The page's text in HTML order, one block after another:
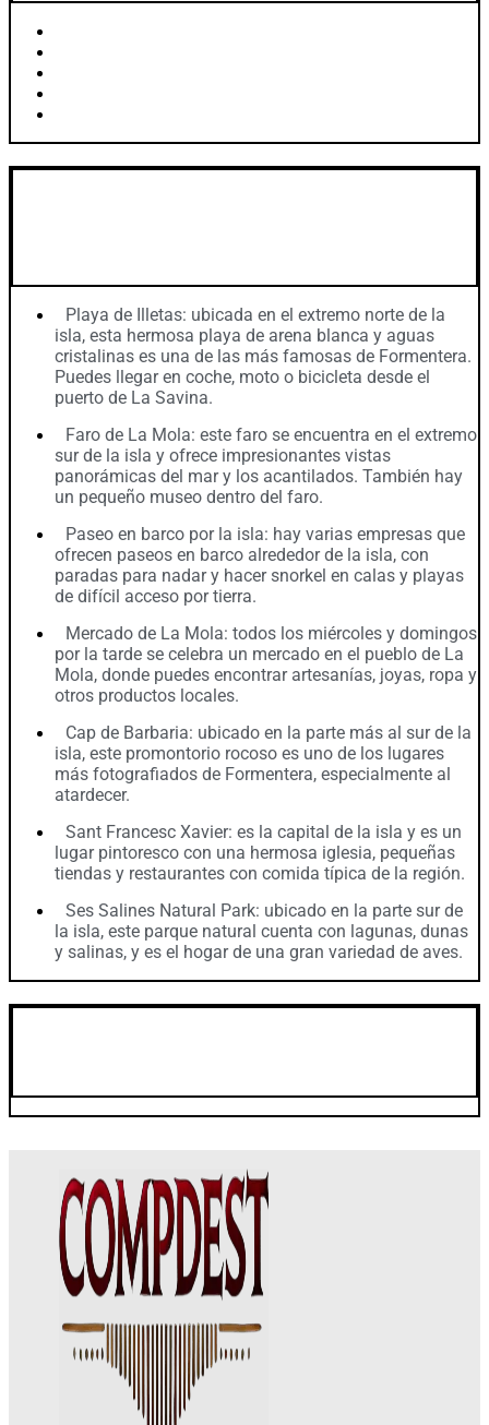
Playa de Illetas: ubicada en el extremo norte de la
isla, esta hermosa playa de arena blanca y aguas
cristalinas es una de las más famosas de Formentera.
Puedes llegar en coche, moto o bicicleta desde el
puerto de La Savina.
Faro de La Mola: este faro se encuentra en el extremo
sur de la isla y ofrece impresionantes vistas
panorámicas del mar y los acantilados. También hay
un pequeño museo dentro del faro.
Paseo en barco por la isla: hay varias empresas que
ofrecen paseos en barco alrededor de la isla, con
paradas para nadar y hacer snorkel en calas y playas
de difícil acceso por tierra.
Mercado de La Mola: todos los miércoles y domingos
por la tarde se celebra un mercado en el pueblo de La
Mola, donde puedes encontrar artesanías, joyas, ropa y
otros productos locales.
Cap de Barbaria: ubicado en la parte más al sur de la
isla, este promontorio rocoso es uno de los lugares
más fotografiados de Formentera, especialmente al
atardecer.
Sant Francesc Xavier: es la capital de la isla y es un
lugar pintoresco con una hermosa iglesia, pequeñas
tiendas y restaurantes con comida típica de la región.
Ses Salines Natural Park: ubicado en la parte sur de
la isla, este parque natural cuenta con lagunas, dunas
y salinas, y es el hogar de una gran variedad de aves.